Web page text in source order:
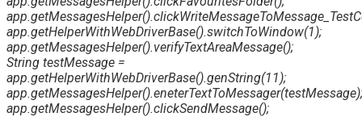
app.getHelperWithWebDriverBase().switchToWindow(1);
app.getMessagesHelper().verifyTextAreaMessage();
String testMessage =
app.getHelperWithWebDriverBase().genString(11);
app.getMessagesHelper().eneterTextToMessager(testMessage);
app.getMessagesHelper().clickSendMessage();